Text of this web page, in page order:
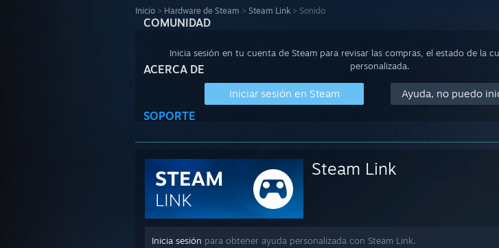
COMUNIDAD
ACERCA DE
SOPORTE
Inicio > Hardware de Steam > Steam Link > Sonido
Inicia sesión en tu cuenta de Steam para revisar las compras, el estado de la
personalizada.
Iniciar sesión en Steam Ayuda, no puedo
Steam Link
Inicia sesión para obtener ayuda personalizada con Steam Link.